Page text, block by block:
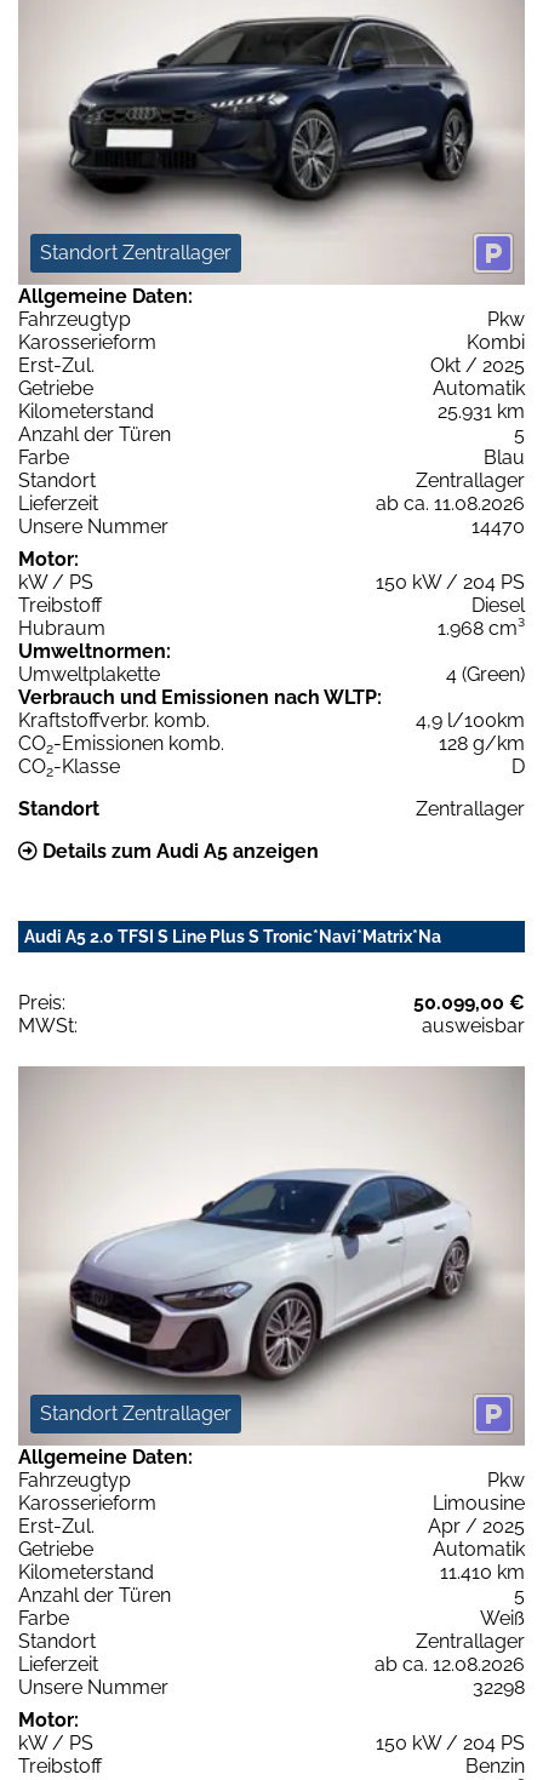
Standort Zentrallager
Allgemeine Daten:
Fahrzeugtyp
Pkw
Karosserieform
Kombi
Erst-Zul.
Okt / 2025
Getriebe
Automatik
Kilometerstand
25.931 km
Anzahl der Türen
5
Farbe
Blau
Standort
Zentrallager
Lieferzeit
ab ca. 11.08.2026
Unsere Nummer
14470
Motor:
kW / PS
150 kW / 204 PS
Treibstoff
Diesel
Hubraum
1.968 cm³
Umweltnormen:
Umweltplakette
4 (Green)
Verbrauch und Emissionen nach WLTP:
Kraftstoffverbr. komb.
4,9 l/100km
CO2-Emissionen komb.
128 g/km
CO2-Klasse
D
Standort
Zentrallager
Details zum Audi A5 anzeigen
Audi A5 2.0 TFSI S Line Plus S Tronic*Navi*Matrix*Na
Preis:
50.099,00 €
MWSt:
ausweisbar
Standort Zentrallager
Allgemeine Daten:
Fahrzeugtyp
Pkw
Karosserieform
Limousine
Erst-Zul.
Apr / 2025
Getriebe
Automatik
Kilometerstand
11.410 km
Anzahl der Türen
5
Farbe
Weiß
Standort
Zentrallager
Lieferzeit
ab ca. 12.08.2026
Unsere Nummer
32298
Motor:
kW / PS
150 kW / 204 PS
Treibstoff
Benzin